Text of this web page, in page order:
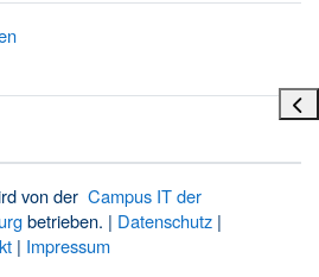
von der Campus IT der
betrieben. | Datenschutz|
| Impressum